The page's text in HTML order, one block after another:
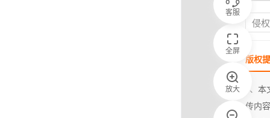
客服
全屏
放大
侵
版权
1、
传内